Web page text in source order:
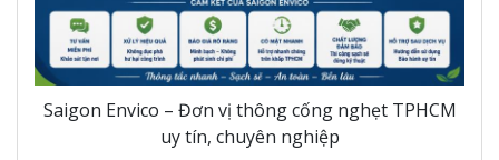
Saigon Envico – Đơn vị thông cống nghẹt TPHCM
uy tín, chuyên nghiệp